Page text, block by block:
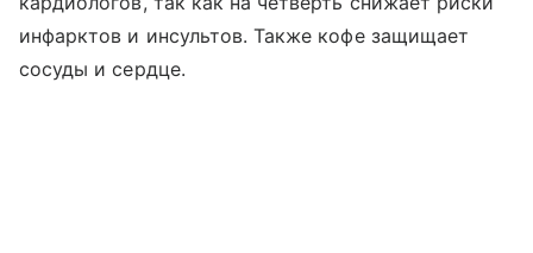
инфарктов и инсультов. Также кофе защищает
сосуды и сердце.